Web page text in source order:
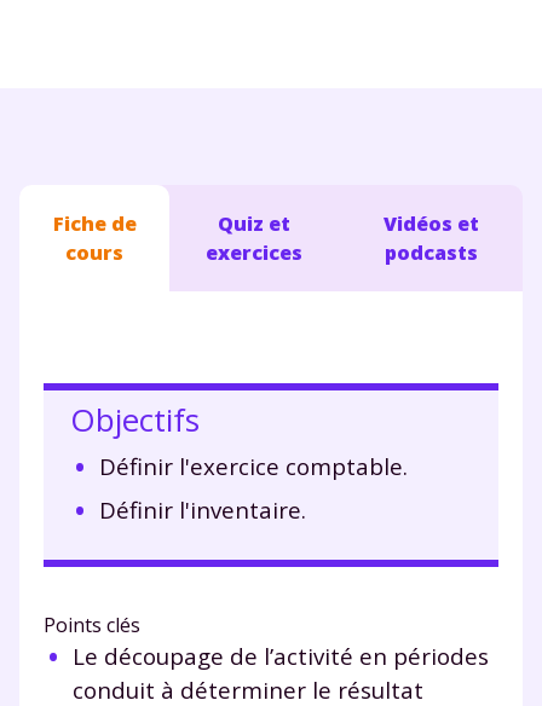
Fiche de
cours
Quiz et
exercices
Vidéos et
podcasts
Objectifs
Définir l'exercice comptable.
Définir l'inventaire.
Points clés
Le découpage de l’activité en périodes
conduit à déterminer le résultat